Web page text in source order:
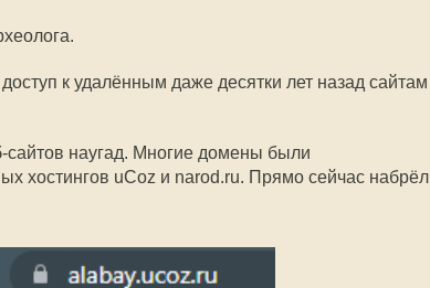
к удалённым даже десятки лет назад сайтам
наугад. Многие домены были
хостингов uCoz и narod.ru. Прямо сейчас набрёл